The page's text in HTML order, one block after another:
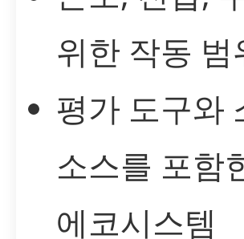
위한 작동 범
평가 도구와
소스를 포함
에코시스템